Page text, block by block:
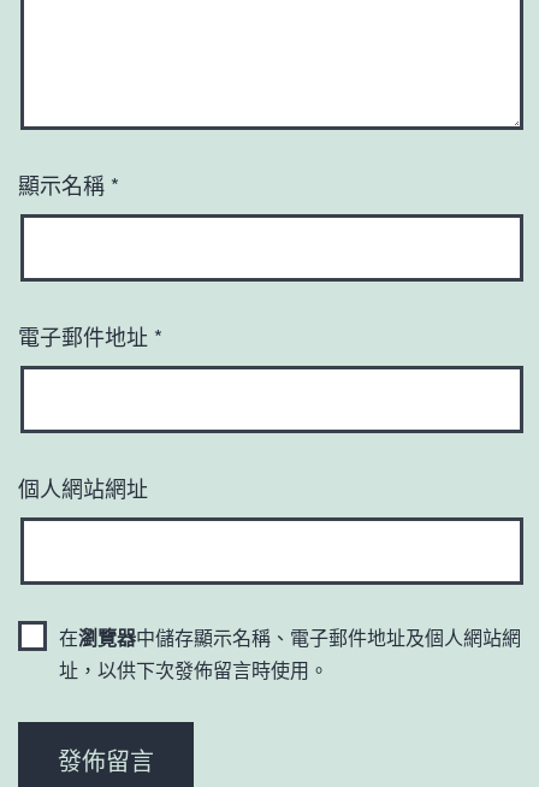
顯示名稱 *
電子郵件地址 *
個人網站網址
在瀏覽器中儲存顯示名稱、電子郵件地址及個人網站網
址，以供下次發佈留言時使用。